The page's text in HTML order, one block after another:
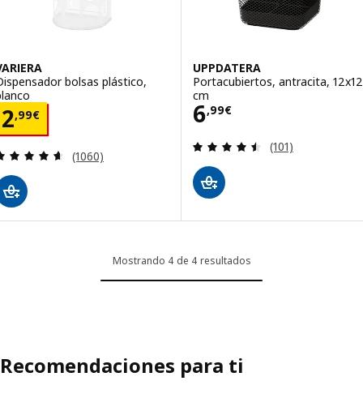
bolsas plástico,
2,99€ 2,99€
Revisa: 4.6 de 5 estrellas. Total opiniones:
(1060)
UPPDATERA
Portacubiertos, antracita, 12x12
cm
6,99€
Precio 6,99€
Revisa: 4.5 de
(101)
Mostrando 4 de 4 resultados
Recomendaciones para ti